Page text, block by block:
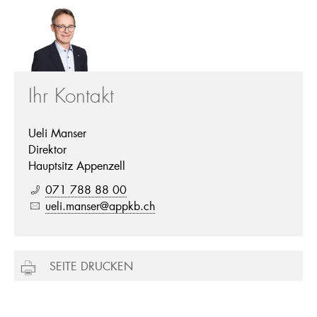
Ihr Kontakt
Ueli Manser
Direktor
Hauptsitz Appenzell
071 788 88 00
ueli.manser@appkb.ch
SEITE DRUCKEN